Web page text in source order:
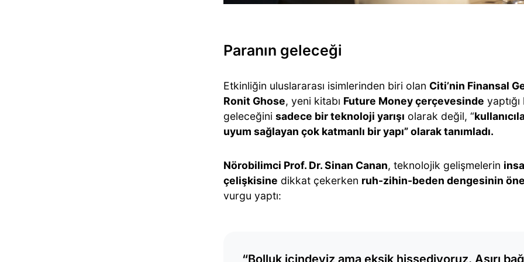
Paranın geleceği
Etkinliğin uluslararası isimlerinden biri olan Citi’nin Finansal
Ronit Ghose, yeni kitabı Future Money çerçevesinde
geleceğini sadece bir teknoloji yarışı olarak değil, “
uyum sağlayan çok katmanlı bir yapı” olarak tanımladı.
Nörobilimci Prof. Dr. Sinan Canan, teknolojik gelişmelerin
çelişkisine dikkat çekerken ruh-zihin-beden dengesinin
vurgu yaptı: